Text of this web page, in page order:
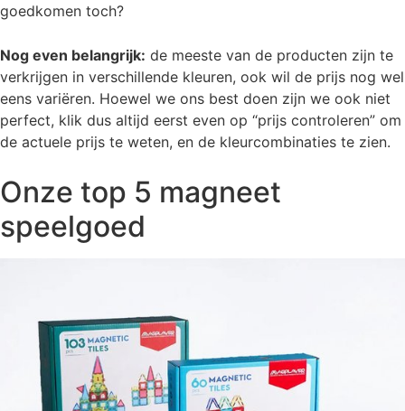
goedkomen toch?
Nog even belangrijk: de meeste van de producten zijn te
verkrijgen in verschillende kleuren, ook wil de prijs nog wel
eens variëren. Hoewel we ons best doen zijn we ook niet
perfect, klik dus altijd eerst even op “prijs controleren” om
de actuele prijs te weten, en de kleurcombinaties te zien.
Onze top 5 magneet
speelgoed